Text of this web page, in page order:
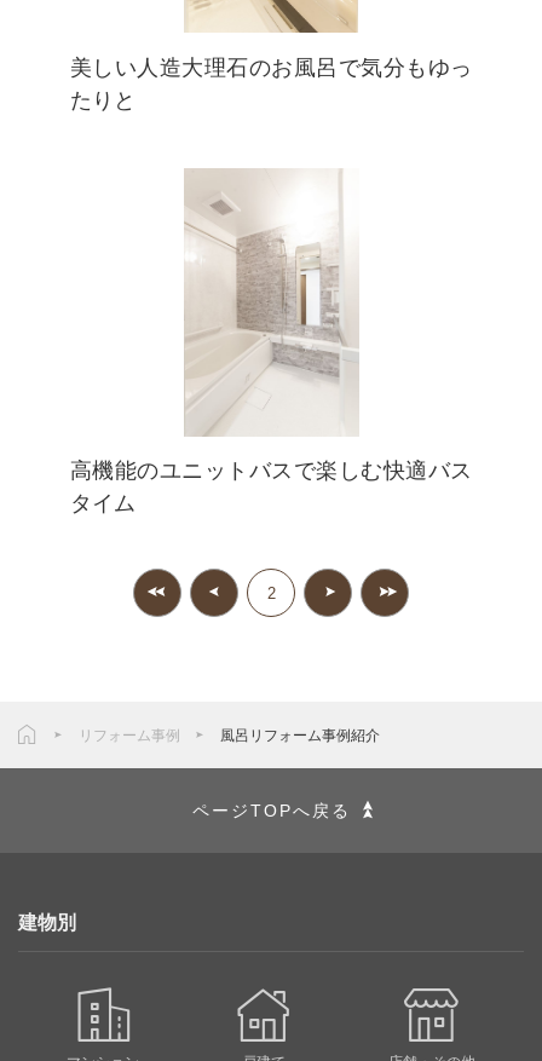
美しい人造大理石のお風呂で気分もゆっ
たりと
高機能のユニットバスで楽しむ快適バス
タイム
2
リフォーム事例 風呂リフォーム事例紹介
ページTOPへ戻る
建物別